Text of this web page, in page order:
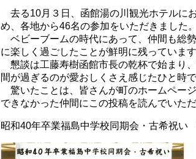
去る10月３日、函館湯の川観光ホテルに
め、各地から46名の参加をいただきました。
ベビーブームの時代にあって、仲間も総
に楽しく過ごしたことが鮮明に残っています
懇談は工藤寿樹函館市長の乾杯で始まり
間が過ぎるのが愛おしくさえ感じたひと時で
驚いたことは、皆さんが町のホームペー
できなかった仲間にこの投稿を読んでいた
昭和40年卒業福島中学校同期会・古希